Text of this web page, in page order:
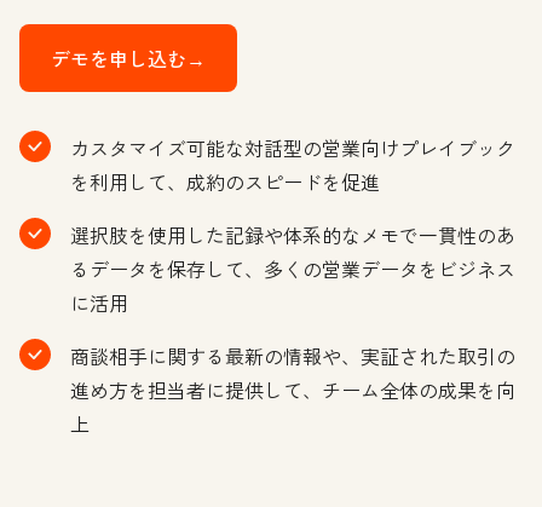
デモを申し込む→
カスタマイズ可能な対話型の営業向けプレイブック
を利用して、成約のスピードを促進
選択肢を使用した記録や体系的なメモで一貫性のあ
るデータを保存して、多くの営業データをビジネス
に活用
商談相手に関する最新の情報や、実証された取引の
進め方を担当者に提供して、チーム全体の成果を向
上